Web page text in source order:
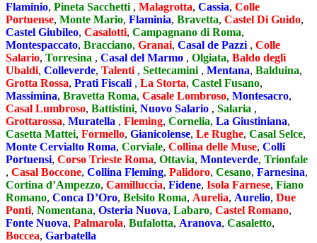
Flaminio, Pineta Sacchetti , Malagrotta, Cassia, Colle
Portuense, Monte Mario, Flaminia, Bravetta, Castel Di Guido,
Castel Giubileo, Casalotti, Campagnano di Roma,
Montespaccato, Bracciano, Granai, Casal de Pazzi , Colle
Salario, Torresina , Casal del Marmo , Olgiata, Baldo degli
Ubaldi, Colleverde, Talenti , Settecamini , Mentana, Balduina,
Grotta Rossa, Prati Fiscali , La Storta, Castel Fusano,
Massimina, Bravetta Roma, Casale Lombroso, Montesacro,
Casal Lumbroso, Battistini, Nuovo Salario , Salaria ,
Grottarossa, Muratella , Fleming, Cornelia, La Giustiniana,
Casetta Mattei, Formello, Gianicolense, Le Rughe, Casal Selce,
Monte Cervialto Roma, Corviale, Collina delle Muse, Colli
Portuensi, Corso Trieste Roma, Ottavia, Monteverde, Trionfale
, Casal Boccone, Collina Fleming, Palidoro, Cesano, Farnesina,
Cortina d’Ampezzo, Camilluccia, Fidene, Isola Farnese, Fiano
Romano, Conca D’Oro, Belsito Roma, Aurelia, Aurelio, Due
Ponti, Nomentana, Osteria Nuova, Labaro, Castel Romano,
Fonte Nuova, Palmarola, Bufalotta, Aranova, Casaletto,
Boccea, Garbatella